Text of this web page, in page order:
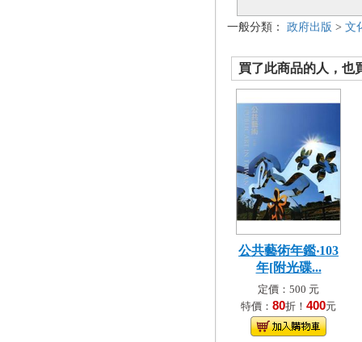
一般分類： 政府出版 > 文
買了此商品的人，也
公共藝術年鑑‧103
年[附光碟...
定價：500 元
特價： 80折！ 400元